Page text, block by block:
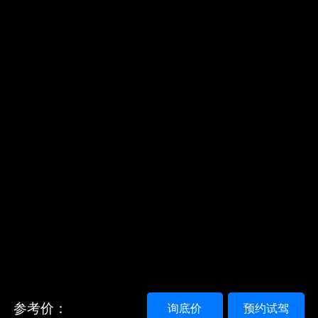
参考价： 预约试驾
询底价